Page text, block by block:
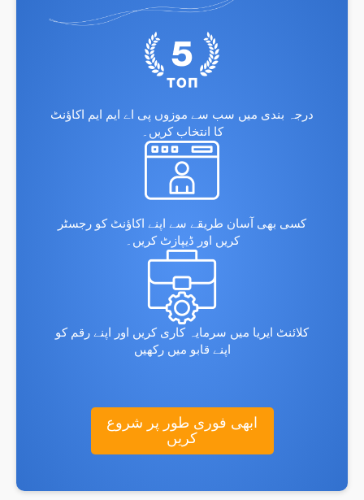
درجہ بندی میں سب سے موزوں پی اے ایم ایم اکاؤنٹ
کا انتخاب کریں۔
کسی بھی آسان طریقے سے اپنے اکاؤنٹ کو رجسٹر
کریں اور ڈیپازٹ کریں۔
کلائنٹ ایریا میں سرمایہ کاری کریں اور اپنے رقم کو
اپنے قابو میں رکھیں
ابھی فوری طور پر شروع
کریں